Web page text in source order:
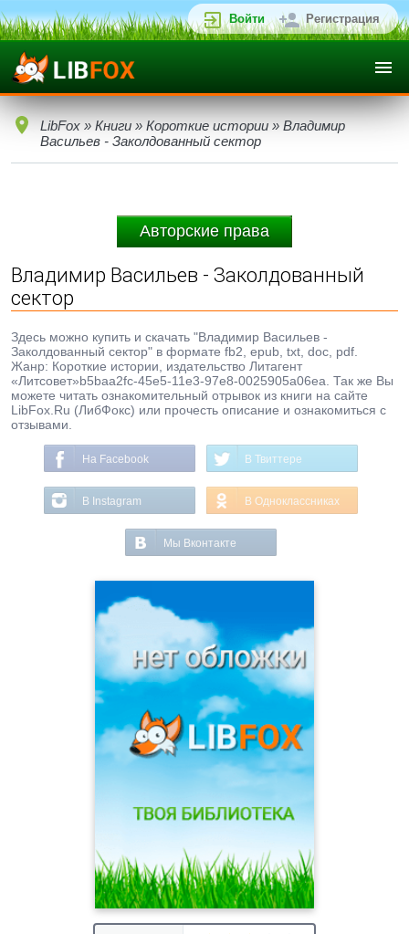
Войти Регистрация
LibFox » Книги » Короткие истории » Владимир
Васильев - Заколдованный сектор
Авторские права
Владимир Васильев - Заколдованный
сектор
Здесь можно купить и скачать "Владимир Васильев -
Заколдованный сектор" в формате fb2, epub, txt, doc, pdf.
Жанр: Короткие истории, издательство Литагент
«Литсовет»b5baa2fc-45e5-11e3-97e8-0025905a06ea. Так же Вы
можете читать ознакомительный отрывок из книги на сайте
LibFox.Ru (ЛибФокс) или прочесть описание и ознакомиться с
отзывами.
На Facebook В Твиттере
В Instagram В Одноклассниках
Мы Вконтакте